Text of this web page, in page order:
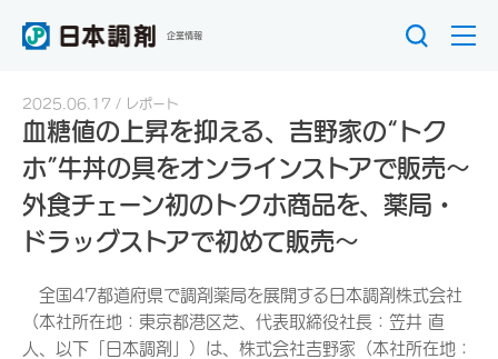
企業情報
2025.06.17 レポート
血糖値の上昇を抑える、吉野家の“トク
ホ”牛丼の具をオンラインストアで販売～
外食チェーン初のトクホ商品を、薬局・
ドラッグストアで初めて販売～
全国47都道府県で調剤薬局を展開する日本調剤株式会社
（本社所在地：東京都港区芝、代表取締役社長：笠井 直
人、以下「日本調剤」）は、株式会社吉野家（本社所在地：